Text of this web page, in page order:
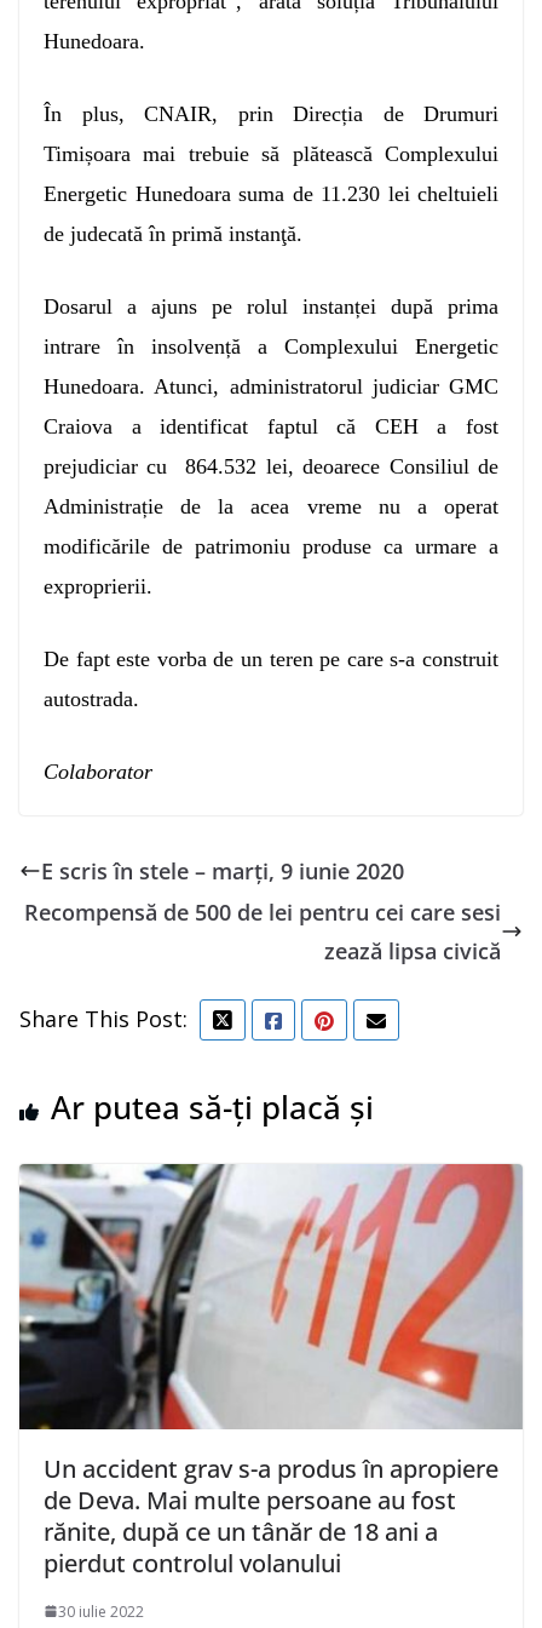
Hunedoara.
În plus, CNAIR, prin Direcția de Drumuri
Timișoara mai trebuie să plătească Complexului
Energetic Hunedoara suma de 11.230 lei cheltuieli
de judecată în primă instanţă.
Dosarul a ajuns pe rolul instanței după prima
intrare în insolvență a Complexului Energetic
Hunedoara. Atunci, administratorul judiciar GMC
Craiova a identificat faptul că CEH a fost
prejudiciar cu 864.532 lei, deoarece Consiliul de
Administrație de la acea vreme nu a operat
modificările de patrimoniu produse ca urmare a
exproprierii.
De fapt este vorba de un teren pe care s-a construit
autostrada.
Colaborator
E scris în stele – marți, 9 iunie 2020
Recompensă de 500 de lei pentru cei care sesi
zează lipsa civică
Share This Post:
Ar putea să-ți placă și
Un accident grav s-a produs în apropiere
de Deva. Mai multe persoane au fost
rănite, după ce un tânăr de 18 ani a
pierdut controlul volanului
30 iulie 2022